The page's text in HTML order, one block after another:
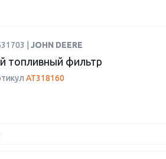
| JOHN DEERE
топливный фильтр
AT318160